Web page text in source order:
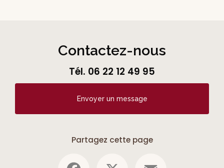
Contactez-nous
Tél. 06 22 12 49 95
Envoyer un message
Partagez cette page